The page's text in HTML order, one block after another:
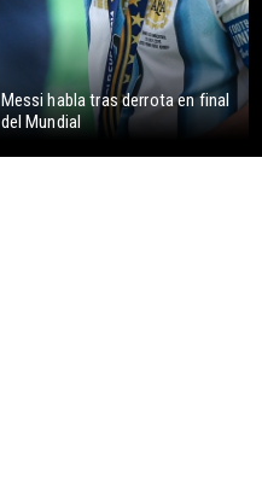
Messi habla tras derrota en final
del Mundial